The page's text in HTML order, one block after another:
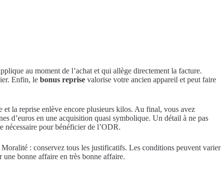
au moment de l’achat et qui allège directement la facture.
Enfin, le bonus reprise valorise votre ancien appareil et peut faire
et la reprise enlève encore plusieurs kilos. Au final, vous avez
d’euros en une acquisition quasi symbolique. Un détail à ne pas
nécessaire pour bénéficier de l’ODR.
: conservez tous les justificatifs. Les conditions peuvent varier
bonne affaire en très bonne affaire.